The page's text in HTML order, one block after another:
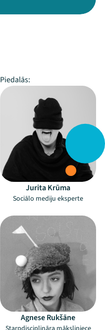
Piedalās:
Jurita Krūma
Sociālo mediju eksperte
Agnese Rukšāne